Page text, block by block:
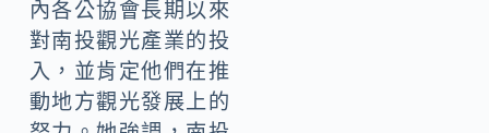
內各公協會長期以來
對南投觀光產業的投
入，並肯定他們在推
動地方觀光發展上的